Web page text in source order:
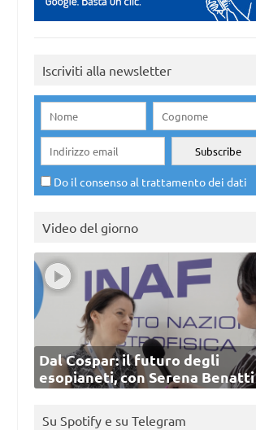
Iscriviti alla newsletter
Do il consenso al trattamento dei dati
Video del giorno
Dal Cospar: il futuro degli
esopianeti, con Serena Benatti
Su Spotify e su Telegram